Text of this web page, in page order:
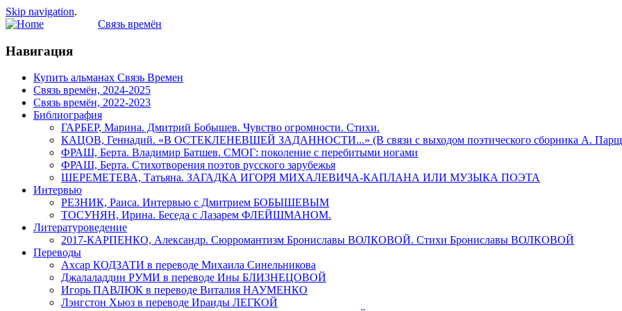
Skip navigation.
Связь времён
Навигация
Купить альманах Связь Времен
Связь времён, 2024-2025
Связь времён, 2022-2023
Библиография
ГАРБЕР, Марина. Дмитрий Бобышев. Чувство огромности. Стихи.
КАЦОВ, Геннадий. «В ОСТЕКЛЕНЕВШЕЙ ЗАДАННОСТИ...» (В связи с выходом поэтического сборника А.
ФРАШ, Берта. Владимир Батшев. СМОГ: поколение с перебитыми ногами
ФРАШ, Берта. Стихотворения поэтов русского зарубежья
ШЕРЕМЕТЕВА, Татьяна. ЗАГАДКА ИГОРЯ МИХАЛЕВИЧА-КАПЛАНА ИЛИ МУЗЫКА ПОЭТА
Интервью
РЕЗНИК, Раиса. Интервью с Дмитрием БОБЫШЕВЫМ
ТОСУНЯН, Ирина. Беседа с Лазарем ФЛЕЙШМАНОМ.
Литературоведение
2017-КАРПЕНКО, Александр. Сюрромантизм Брониславы ВОЛКОВОЙ. Стихи Брониславы ВОЛКОВОЙ
Переводы
Ахсар КОДЗАТИ в переводе Михаила Синельникова
Джалаладдин РУМИ в переводе Ины БЛИЗНЕЦОВОЙ
Игорь ПАВЛЮК в переводе Витaлия НАУМЕНКО
Лэнгстон Хьюз в переводе Ираиды ЛЕГКОЙ